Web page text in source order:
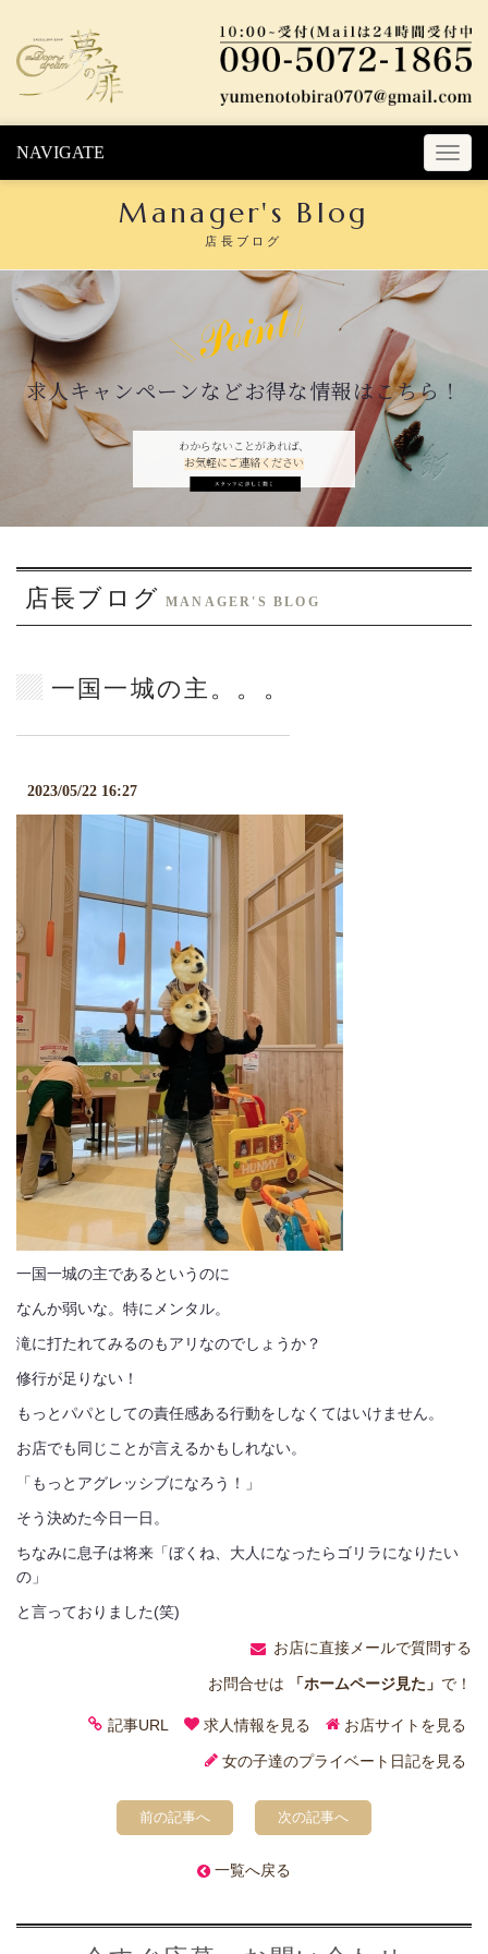
T
o
e
g
NAVIGATE
Manager's Blog
店長ブログ
わからないことがあれば、
お気軽にご連絡ください
求人キャンペーンなどお得な情報はこちら！
店長ブログ MANAGER'S BLOG
一国一城の主。。。
2023/05/22 16:27
一国一城の主であるというのに
なんか弱いな。特にメンタル。
滝に打たれてみるのもアリなのでしょうか？
修行が足りない！
もっとパパとしての責任感ある行動をしなくてはいけません。
お店でも同じことが言えるかもしれない。
「もっとアグレッシブになろう！」
そう決めた今日一日。
ちなみに息子は将来「ぼくね、大人になったらゴリラになりたい
の」
と言っておりました(笑)
お店に直接メールで質問する
お問合せは
「ホームページ見た」 で！
記事URL 求人情報を見る お店サイトを見る
女の子達のプライベート日記を見る
前の記事へ 次の記事へ
一覧へ戻る